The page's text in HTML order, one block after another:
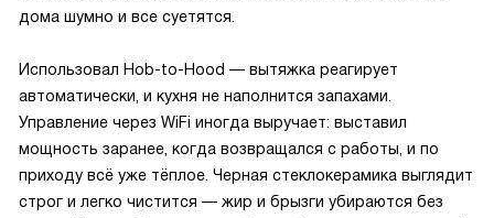
дома шумно и все суетятся.
Использовал Hob-to-Hood — вытяжка реагирует
автоматически, и кухня не наполнится запахами.
Управление через WiFi иногда выручает: выставил
мощность заранее, когда возвращался с работы, и по
приходу всё уже тёплое. Черная стеклокерамика выглядит
строг и легко чистится — жир и брызги убираются без